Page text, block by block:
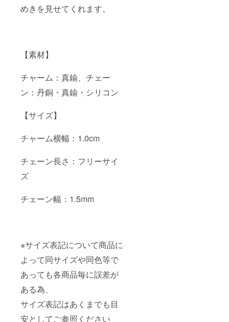
めきを見せてくれます。
【素材】
チャーム：真鍮、チェー
ン：丹銅・真鍮・シリコン
【サイズ】
チャーム横幅：1.0cm
チェーン長さ：フリーサイ
ズ
チェーン幅：1.5mm
※サイズ表記について商品に
よって同サイズや同色等で
あっても各商品毎に誤差が
ある為、
サイズ表記はあくまでも目
安としてご参照ください